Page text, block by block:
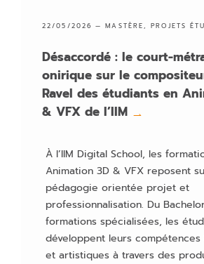
22/05/2026 —MASTÈRE,PROJETS
Désaccordé : le court-
onirique sur le
Ravel des étudiants en
& VFX de l’IIM →
À l’IIM Digital School, les
Animation 3D & VFX reposent
pédagogie orientée projet et
professionnalisation. Du
formations spécialisées, les
développent leurs compétences
et artistiques à travers des